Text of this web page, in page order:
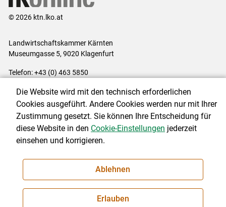
© 2026 ktn.lko.at
Landwirtschaftskammer Kärnten
Museumgasse 5, 9020 Klagenfurt
Telefon: +43 (0) 463 5850
Impressum|Kontakt|Datenschutzerklärung|Barrierefreiheit|
Cookie-Einstellungen
NEWSLETTER
Die Website wird mit den technisch erforderlichen
Cookies ausgeführt. Andere Cookies werden nur mit Ihrer
Zustimmung gesetzt. Sie können Ihre Entscheidung für
diese Website in den Cookie-Einstellungen jederzeit
einsehen und korrigieren.
Ablehnen
Erlauben